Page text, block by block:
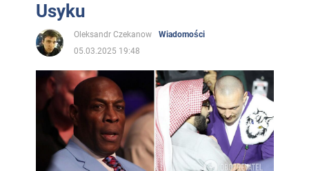
Usyku
Oleksandr Czekanow
Wiadomości
05.03.2025 19:48